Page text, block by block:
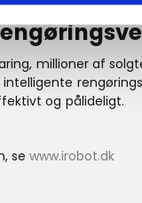
millioner af
intelligente
og pålideligt.
sewww.irobot.dk